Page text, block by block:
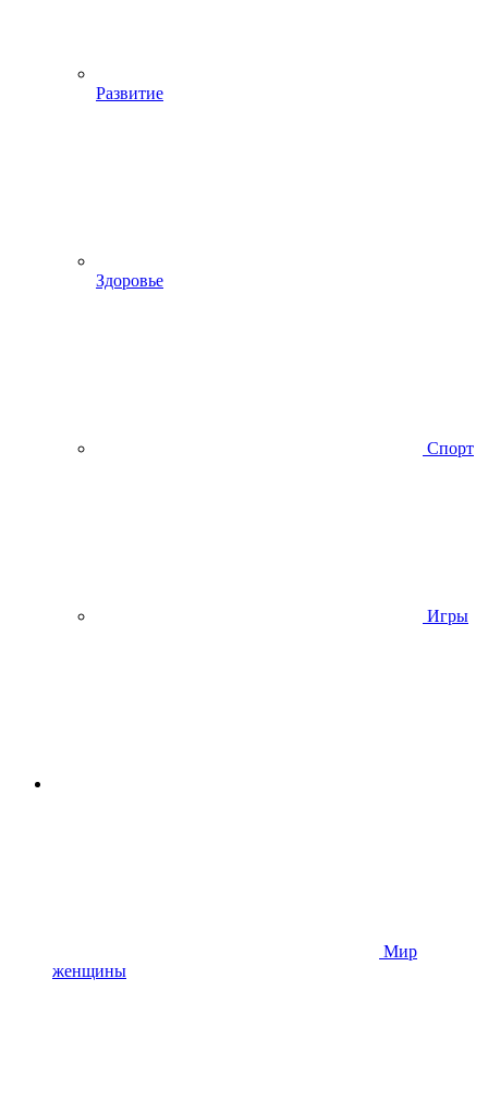
Развитие
Здоровье
Спорт
Игры
Мир
женщины